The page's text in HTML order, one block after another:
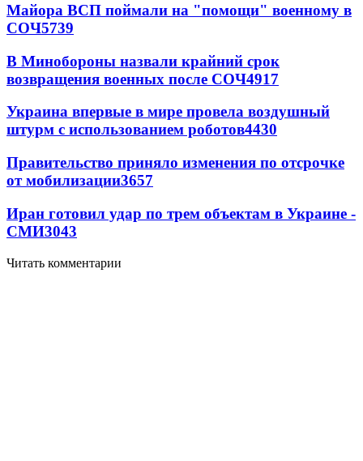
Майора ВСП поймали на "помощи" военному в
СОЧ5739
В Минобороны назвали крайний срок
возвращения военных после СОЧ4917
Украина впервые в мире провела воздушный
штурм с использованием роботов4430
Правительство приняло изменения по отсрочке
от мобилизации3657
Иран готовил удар по трем объектам в Украине -
СМИ3043
Читать комментарии